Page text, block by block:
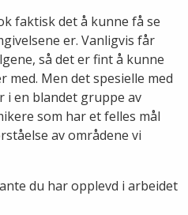
faktisk det å kunne få se
er. Vanligvis får
så det er fint å kunne
med. Men det spesielle med
i en blandet gruppe av
som har et felles mål
av områdene vi
du har opplevd i arbeidet